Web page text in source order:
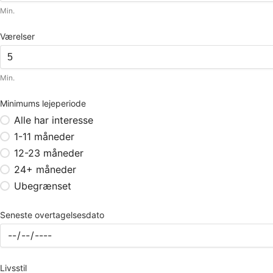
Min.
Værelser
Min.
Minimums lejeperiode
Alle har interesse
1-11 måneder
12-23 måneder
24+ måneder
Ubegrænset
Seneste overtagelsesdato
Livsstil